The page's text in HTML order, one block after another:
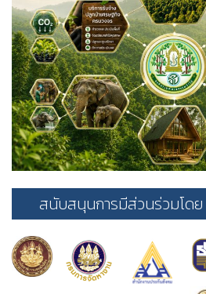
สนับสนุนการมีส่วนร่วมโดย